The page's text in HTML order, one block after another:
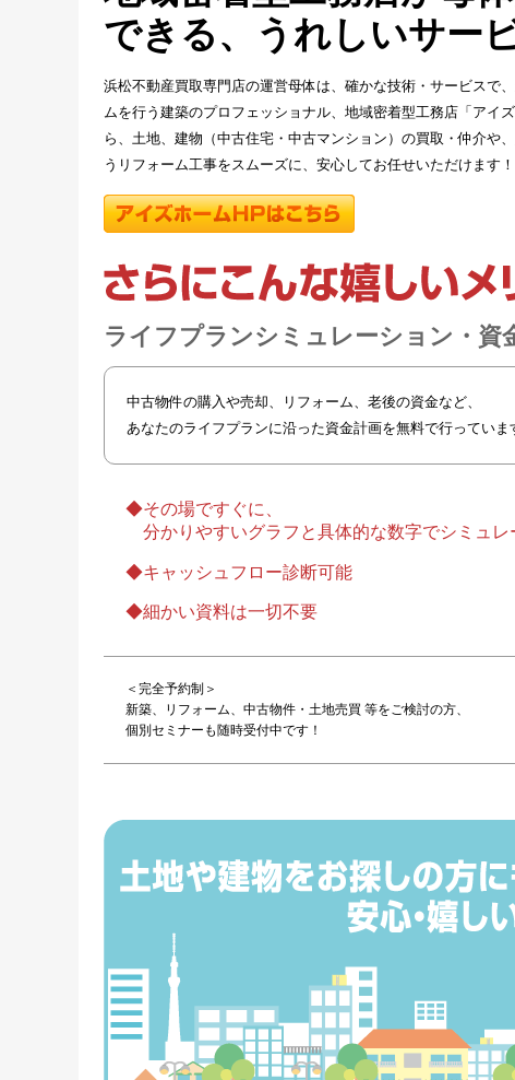
できる、うれしいサービ
浜松不動産買取専門店の運営母体は、確かな技術・サービスで
ムを行う建築のプロフェッショナル、地域密着型工務店「アイ
ら、土地、建物（中古住宅・中古マンション）の買取・仲介や
うリフォーム工事をスムーズに、安心してお任せいただけます！
ライフプランシミュレーション・ 資
中古物件の購入や売却、リフォーム、 老後の資金など、
あなたのライフプランに沿った資金計画を無料で行っていま
◆その場ですぐに、
分かりやすいグラフと具体的な数字でシミュレ
◆キャッシュフロー診断可能
◆細かい資料は一切不要
＜完全予約制＞
新築、リフォーム、中古物件・土地売買 等をご検討の方、
個別セミナーも随時受付中です！